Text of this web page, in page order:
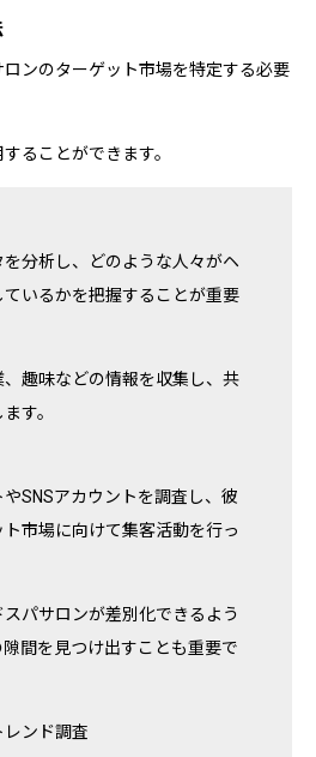
ンのターゲット市場を特定する必要
ることができます。
分析し、どのような人々がヘ
いるかを把握することが重要
趣味などの情報を収集し、共
す。
SNSアカウントを調査し、彼
市場に向けて集客活動を行っ
パサロンが差別化できるよう
間を見つけ出すことも重要で
ンド調査